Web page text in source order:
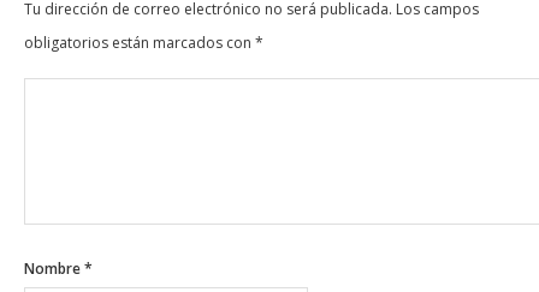
Tu dirección de correo electrónico no será publicada. Los campos
obligatorios están marcados con *
Nombre*